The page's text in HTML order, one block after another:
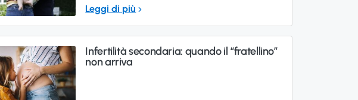
Leggi di più
Infertilità secondaria: quando il “fratellino”
non arriva